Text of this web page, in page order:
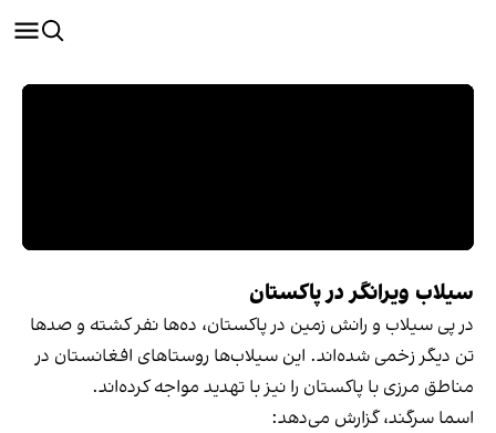
سیلاب ویرانگر در پاکستان
در پی سیلاب و رانش زمین در پاکستان، ده‌ها نفر کشته و صدها
تن دیگر زخمی شده‌اند. این سیلاب‌ها روستاهای افغانستان در
مناطق مرزی با پاکستان را نیز با تهدید مواجه کرده‌‌اند.
اسما سرگند، گزارش می‌دهد: